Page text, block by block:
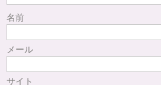
名前
メール
サイト